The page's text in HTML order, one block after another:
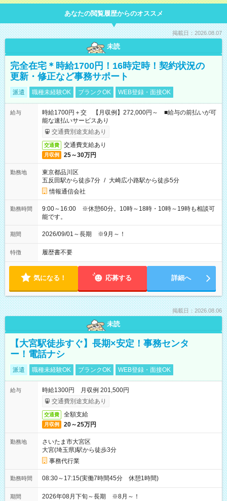
あなたの閲覧履歴からのオススメ
掲載日：2026.08.07
未読
完全在宅＊時給1700円！16時定時！契約状況の
更新・修正など事務サポート
派遣 職種未経験OK ブランクOK WEB登録・面接OK
給与
時給1700円＋交 【月収例】272,000円～ ■給与の前払いが可
能な速払いサービスあり
交通費別途支給あり
交通費 交通費支給あり
月収例 25～30万円
勤務地
東京都品川区
五反田駅から徒歩7分 / 大崎広小路駅から徒歩5分
情報通信会社
勤務時間
9:00～16:00 ※休憩60分。10時～18時・10時～19時も相談可
能です。
期間 2026/09/01～長期 ※9月～！
特徴 履歴書不要
気になる！ 応募する 詳細へ
掲載日：2026.08.06
未読
【大宮駅徒歩すぐ】長期×安定！事務センタ
ー！電話ナシ
派遣 職種未経験OK ブランクOK WEB登録・面接OK
給与
時給1300円 月収例 201,500円
交通費別途支給あり
交通費 全額支給
月収例 20～25万円
勤務地
さいたま市大宮区
大宮(埼玉県)駅から徒歩3分
事務代行業
勤務時間 08:30～17:15(実働7時間45分 休憩1時間)
期間 2026年08月下旬～長期 ※8月～！